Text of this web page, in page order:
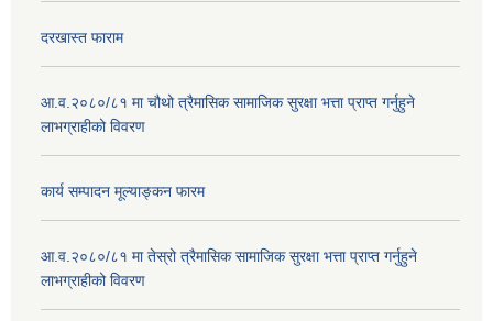
दरखास्त फाराम
आ.व.२०८०/८१ मा चौथो त्रैमासिक सामाजिक सुरक्षा भत्ता प्राप्त गर्नुहुने
लाभग्राहीको विवरण
कार्य सम्पादन मूल्याङ्कन फारम
आ.व.२०८०/८१ मा तेस्रो त्रैमासिक सामाजिक सुरक्षा भत्ता प्राप्त गर्नुहुने
लाभग्राहीको विवरण